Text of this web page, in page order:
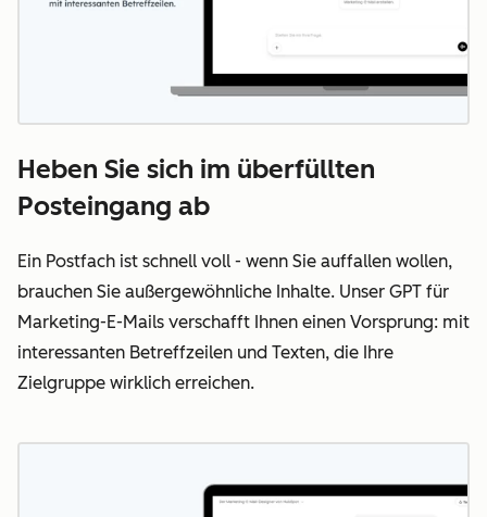
Heben Sie sich im überfüllten
Posteingang ab
Ein Postfach ist schnell voll - wenn Sie auffallen wollen,
brauchen Sie außergewöhnliche Inhalte. Unser GPT für
Marketing-E-Mails verschafft Ihnen einen Vorsprung: mit
interessanten Betreffzeilen und Texten, die Ihre
Zielgruppe wirklich erreichen.